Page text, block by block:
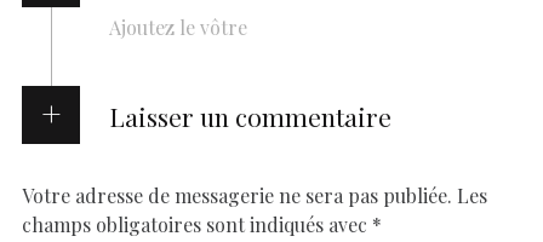
Ajoutez le vôtre
Laisser un commentaire
Votre adresse de messagerie ne sera pas publiée. Les
champs obligatoires sont indiqués avec *